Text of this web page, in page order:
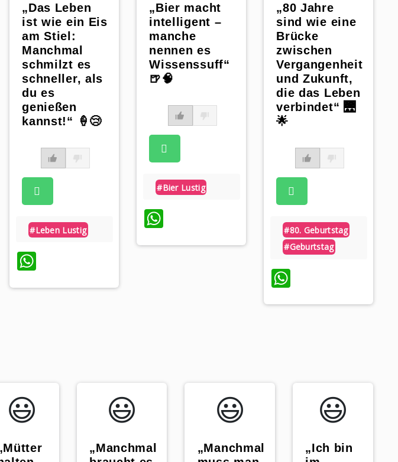
„Das Leben
ist wie ein Eis
am Stiel:
Manchmal
schmilzt es
schneller, als
du es
genießen
kannst!“ 🍦😢
#leben Lustig
WhatsApp
„Bier macht
intelligent –
manche
nennen es
Wissenssuff“
🍺🧠
#bier Lustig
WhatsApp
„80 Jahre
sind wie eine
Brücke
zwischen
Vergangenheit
und Zukunft,
die das Leben
verbindet“ 🌉
🌟
#80. Geburtstag
#geburtstag
WhatsApp
😃️ 😃️
„Manchmal
😃️
„Manchmal
😃️
„Ich bin